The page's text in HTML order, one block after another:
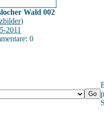
Wald 002
)
2011
0